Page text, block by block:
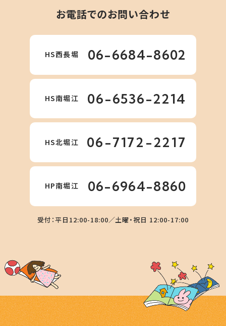
お電話でのお問い合わせ
HS西長堀 06-6684-8602
HS南堀江 06-6536-2214
HS北堀江 06-7172-2217
HP南堀江 06-6964-8860
受付：平日12:00-18:00／土曜・祝日 12:00-17:00